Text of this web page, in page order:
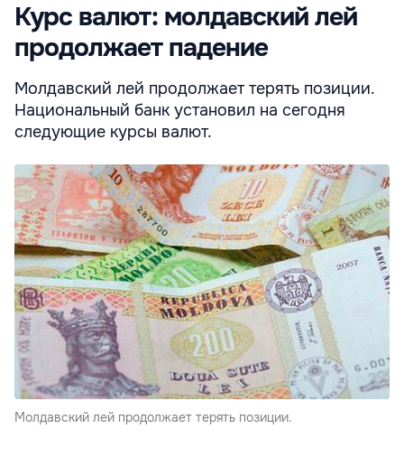
Курс валют: молдавский лей
продолжает падение
Молдавский лей продолжает терять позиции.
Национальный банк установил на сегодня
следующие курсы валют.
Молдавский лей продолжает терять позиции.